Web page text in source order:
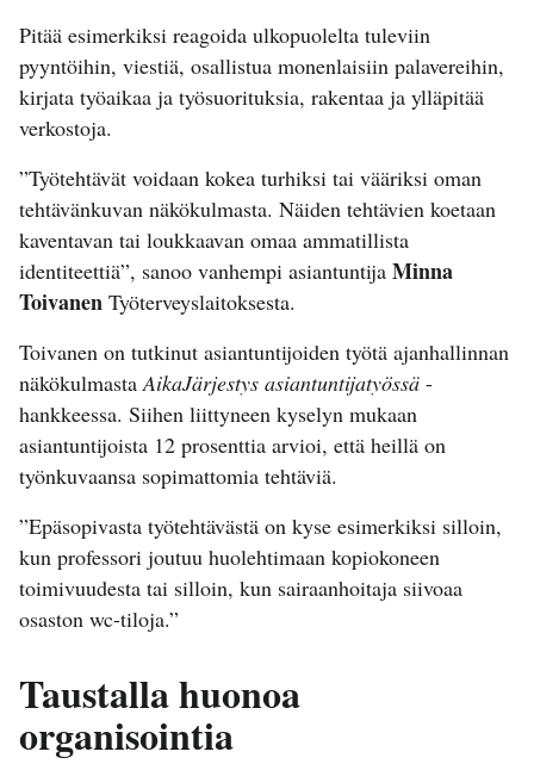
Pitää esimerkiksi reagoida ulkopuolelta tuleviin
pyyntöihin, viestiä, osallistua monenlaisiin palavereihin,
kirjata työaikaa ja työsuorituksia, rakentaa ja ylläpitää
verkostoja.
”Työtehtävät voidaan kokea turhiksi tai vääriksi oman
tehtävänkuvan näkökulmasta. Näiden tehtävien koetaan
kaventavan tai loukkaavan omaa ammatillista
identiteettiä”, sanoo vanhempi asiantuntija Minna
Toivanen Työterveyslaitoksesta.
Toivanen on tutkinut asiantuntijoiden työtä ajanhallinnan
näkökulmasta AikaJärjestys asiantuntijatyössä -
hankkeessa. Siihen liittyneen kyselyn mukaan
asiantuntijoista 12 prosenttia arvioi, että heillä on
työnkuvaansa sopimattomia tehtäviä.
”Epäsopivasta työtehtävästä on kyse esimerkiksi silloin,
kun professori joutuu huolehtimaan kopiokoneen
toimivuudesta tai silloin, kun sairaanhoitaja siivoaa
osaston wc-tiloja.”
Taustalla huonoa
organisointia